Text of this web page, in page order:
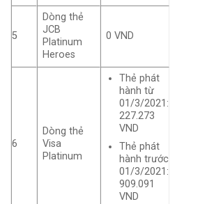
5
Dòng thẻ
JCB
Platinum
Heroes
0 VND
6
Dòng thẻ
Visa
Platinum
Thẻ phát
hành từ
01/3/2021:
227.273
VND
Thẻ phát
hành trước
01/3/2021:
909.091
VND